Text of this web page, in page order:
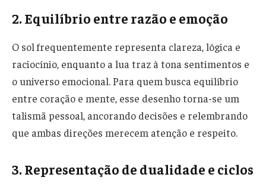
2. Equilíbrio entre razão e emoção
O sol frequentemente representa clareza, lógica e
raciocínio, enquanto a lua traz à tona sentimentos e
o universo emocional. Para quem busca equilíbrio
entre coração e mente, esse desenho torna-se um
talismã pessoal, ancorando decisões e relembrando
que ambas direções merecem atenção e respeito.
3. Representação de dualidade e ciclos